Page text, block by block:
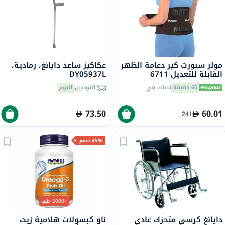
مولر سبورت كير دعامة الظهر
القابلة للتعديل 6711
60 دقيقة تصلك في
60.01
241
عكاكيز ساعد دايانغ، رمادية،
DY05937L
التوصيل اليوم
73.50
دايانغ كرسي متحرك عادي
45% خصم
+5000 طلب
ناو كبسولات هلامية زيت